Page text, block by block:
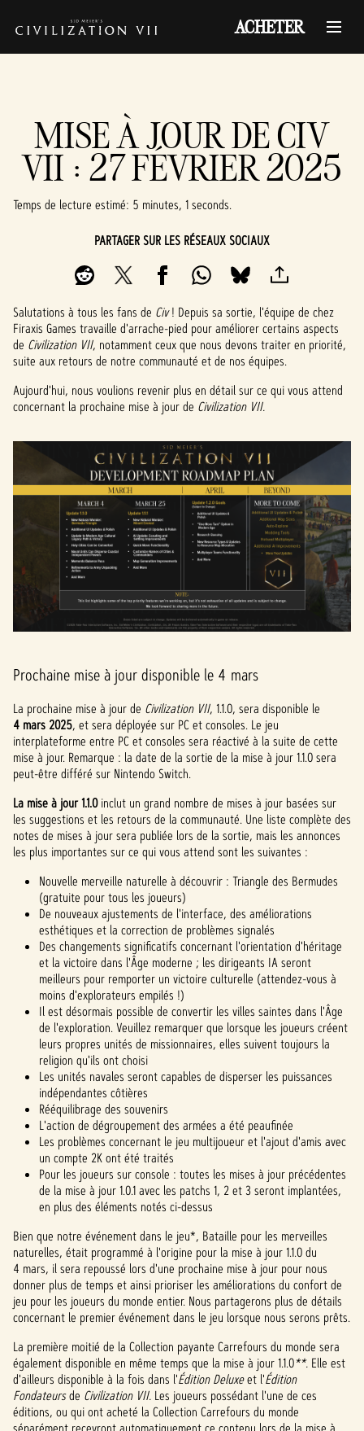
ACHETER
MISE À JOUR DE CIV
VII : 27 FÉVRIER 2025
Temps de lecture estimé 5 minutes, 1 seconds
PARTAGER SUR LES RÉSEAUX SOCIAUX
Salutations à tous les fans de Civ! Depuis sa sortie, l'équipe de chez
Firaxis Games travaille d'arrache-pied pour améliorer certains aspects
de Civilization VII, notamment ceux que nous devons traiter en priorité,
suite aux retours de notre communauté et de nos équipes.
Aujourd'hui, nous voulions revenir plus en détail sur ce qui vous attend
concernant la prochaine mise à jour de Civilization VII.
Prochaine mise à jour disponible le 4 mars
La prochaine mise à jour de Civilization VII, 1.1.0, sera disponible le
4 mars 2025, et sera déployée sur PC et consoles. Le jeu
interplateforme entre PC et consoles sera réactivé à la suite de cette
mise à jour. Remarque : la date de la sortie de la mise à jour 1.1.0 sera
peut-être différé sur Nintendo Switch.
La mise à jour 1.1.0inclut un grand nombre de mises à jour basées sur
les suggestions et les retours de la communauté. Une liste complète des
notes de mises à jour sera publiée lors de la sortie, mais les annonces
les plus importantes sur ce qui vous attend sont les suivantes :
Nouvelle merveille naturelle à découvrir : Triangle des Bermudes
(gratuite pour tous les joueurs)
De nouveaux ajustements de l'interface, des améliorations
esthétiques et la correction de problèmes signalés
Des changements significatifs concernant l'orientation d'héritage
et la victoire dans l'Âge moderne ; les dirigeants IA seront
meilleurs pour remporter un victoire culturelle (attendez-vous à
moins d'explorateurs empilés !)
Il est désormais possible de convertir les villes saintes dans l'Âge
de l'exploration. Veuillez remarquer que lorsque les joueurs créent
leurs propres unités de missionnaires, elles suivent toujours la
religion qu'ils ont choisi
Les unités navales seront capables de disperser les puissances
indépendantes côtières
Rééquilibrage des souvenirs
L'action de dégroupement des armées a été peaufinée
Les problèmes concernant le jeu multijoueur et l'ajout d'amis avec
un compte 2K ont été traités
Pour les joueurs sur console : toutes les mises à jour précédentes
de la mise à jour 1.0.1 avec les patchs 1, 2 et 3 seront implantées,
en plus des éléments notés ci-dessus
Bien que notre événement dans le jeu*, Bataille pour les merveilles
naturelles, était programmé à l'origine pour la mise à jour 1.1.0 du
4 mars, il sera repoussé lors d'une prochaine mise à jour pour nous
donner plus de temps et ainsi prioriser les améliorations du confort de
jeu pour les joueurs du monde entier. Nous partagerons plus de détails
concernant le premier événement dans le jeu lorsque nous serons prêts.
La première moitié de la Collection payante Carrefours du monde sera
également disponible en même temps que la mise à jour 1.1.0**. Elle est
d'ailleurs disponible à la fois dans l'Édition Deluxeet l'Édition
Fondateursde Civilization VII. Les joueurs possédant l'une de ces
éditions, ou qui ont acheté la Collection Carrefours du monde